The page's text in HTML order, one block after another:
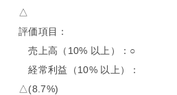
△
評価項目：
売上高（10% 以上）：○
経常利益（10% 以上）：
△(8.7%)